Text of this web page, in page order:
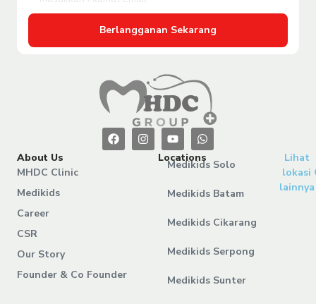
Berlangganan Sekarang
About Us
MHDC Clinic
Medikids
Career
CSR
Our Story
Founder & Co Founder
Locations
Medikids Solo
Medikids Batam
Medikids Cikarang
Medikids Serpong
Medikids Sunter
Lihat
lokasi
lainnya